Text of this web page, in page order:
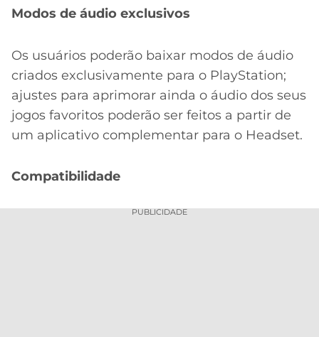
Modos de áudio exclusivos
Os usuários poderão baixar modos de áudio
criados exclusivamente para o PlayStation;
ajustes para aprimorar ainda o áudio dos seus
jogos favoritos poderão ser feitos a partir de
um aplicativo complementar para o Headset.
Compatibilidade
PUBLICIDADE